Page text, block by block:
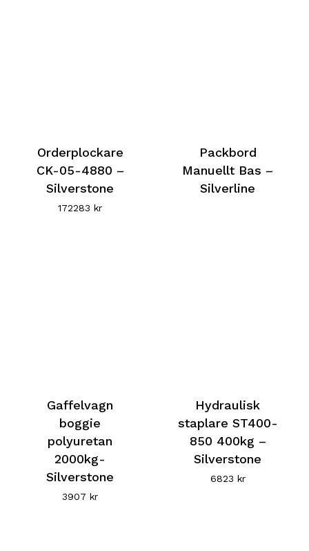
Orderplockare
CK-05-4880 –
Silverstone
172283kr
Packbord
Manuellt Bas –
Silverline
Gaffelvagn
boggie
polyuretan
2000kg-
Silverstone
3907kr
Hydraulisk
staplare ST400-
850 400kg –
Silverstone
6823 kr